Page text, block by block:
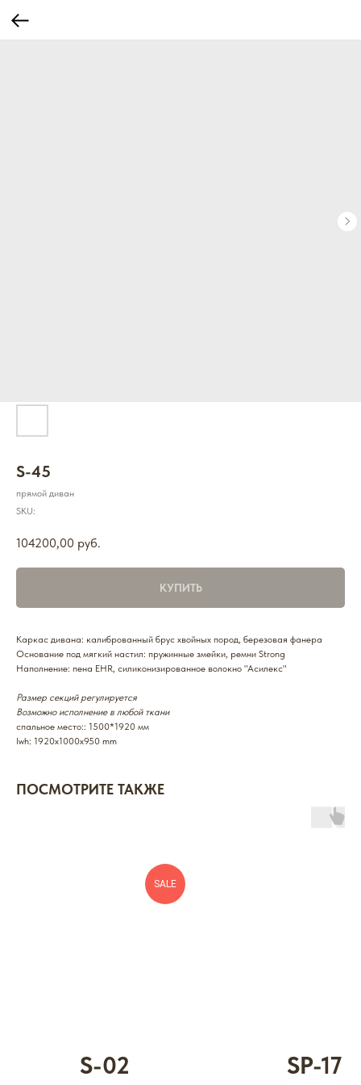
S-45
прямой диван
SKU:
104200,00 руб.
КУПИТЬ
Каркас дивана: калиброванный брус хвойных пород, березовая фанера
Основание под мягкий настил: пружинные змейки, ремни Strong
Наполнение: пена EHR, силиконизированное волокно "Асилекс"
Размер секций регулируется
Возможно исполнение в любой ткани
спальное место:: 1500*1920 мм
lwh: 1920x1000x950 mm
ПОСМОТРИТЕ ТАКЖЕ
SALE
S-02 SP-17